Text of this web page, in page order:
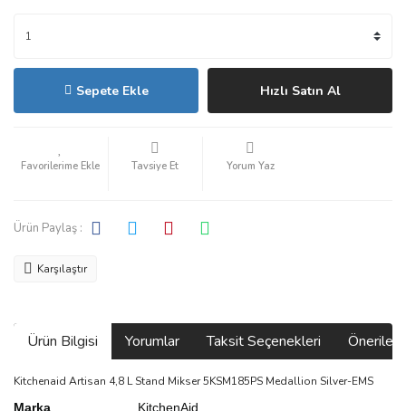
Sepete Ekle Hızlı Satın Al
Tavsiye Et Yorum Yaz
Ürün Paylaş :
Karşılaştır
Ürün Bilgisi Yorumlar Taksit Seçenekleri
Kitchenaid Artisan 4,8 L Stand Mikser 5KSM185PS Medallion Silver-EMS
Marka
KitchenAid